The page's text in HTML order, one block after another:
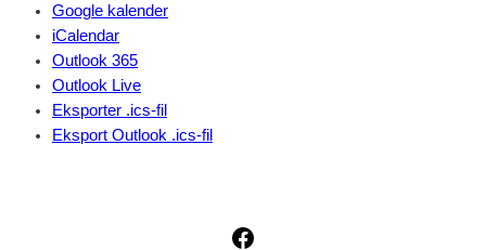
Google kalender
iCalendar
Outlook 365
Outlook Live
Eksporter .ics-fil
Eksport Outlook .ics-fil
Facebook